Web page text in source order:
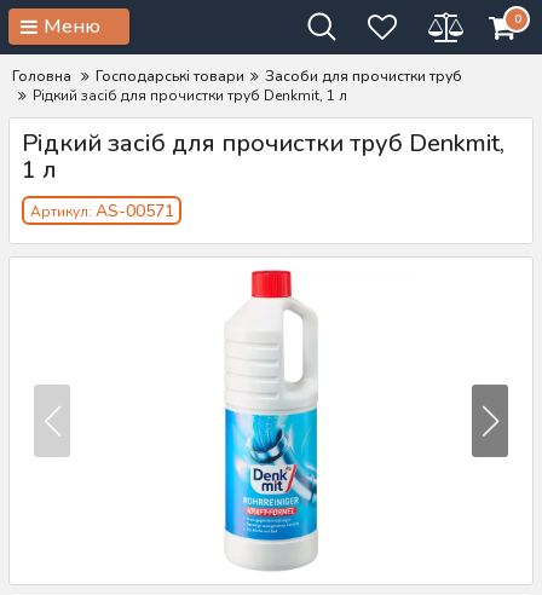
Меню 0
Головна Господарські товари
Засоби для прочистки труб
Рідкий засіб для прочистки труб Denkmit, 1 л
Рідкий засіб для прочистки труб Denkmit,
1 л
Артикул: AS-00571